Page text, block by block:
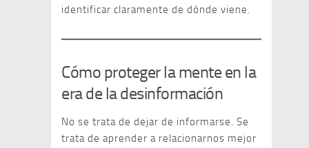
identificar claramente de dónde viene.
Cómo proteger la mente en la
era de la desinformación
No se trata de dejar de informarse. Se
trata de aprender a relacionarnos mejor